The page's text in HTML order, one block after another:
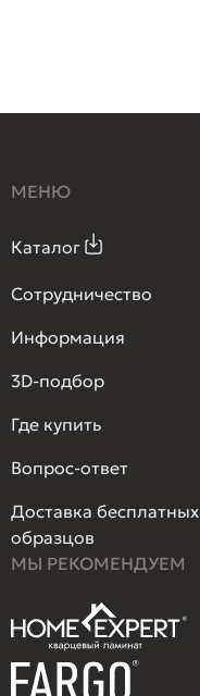
МЕНЮ
Каталог
Сотрудничество
Информация
3D-подбор
Где купить
Вопрос-ответ
Доставка бесплатных
образцов
МЫ РЕКОМЕНДУЕМ